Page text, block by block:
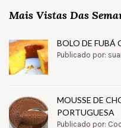
Mais Vistas Das
BOLO DE FUBÁ
Publicado por:
MOUSSE DE
PORTUGUESA
Publicado por: